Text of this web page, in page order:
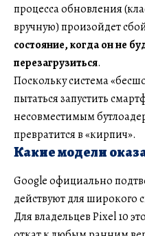
процесса обновления
вручную) произойдет
состояние, когда он не
перезагрузиться.
Поскольку система
пытаться запустить
несовместимым
превратится в «кирпич».
Какие модели
Google официально
действуют для широкого
Для владельцев Pixel 10